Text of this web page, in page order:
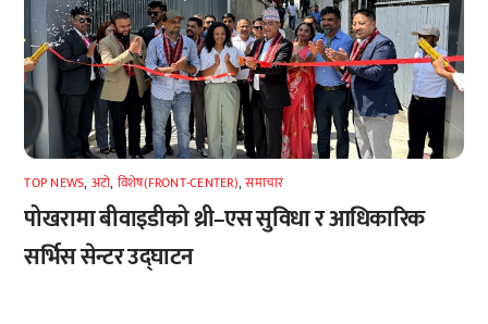
TOP NEWS, अटाे, विशेष(FRONT-CENTER),समाचार
पोखरामा बीवाइडीको थ्री–एस सुविधा र आधिकारिक
सर्भिस सेन्टर उद्घाटन